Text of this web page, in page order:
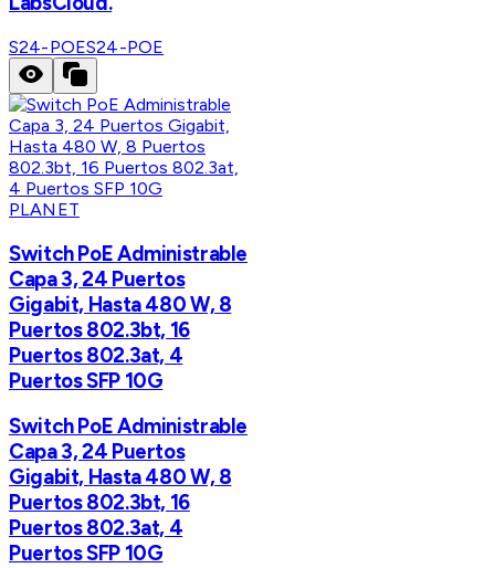
S24-POES24-POE
PLANET
Switch PoE Administrable
Capa 3, 24 Puertos
Gigabit, Hasta 480 W, 8
Puertos 802.3bt, 16
Puertos 802.3at, 4
Puertos SFP 10G
Switch PoE Administrable
Capa 3, 24 Puertos
Gigabit, Hasta 480 W, 8
Puertos 802.3bt, 16
Puertos 802.3at, 4
Puertos SFP 10G